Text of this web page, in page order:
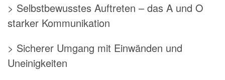
> Selbstbewusstes Auftreten – das A und O
starker Kommunikation
> Sicherer Umgang mit Einwänden und
Uneinigkeiten